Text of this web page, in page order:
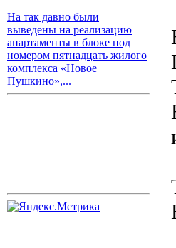
На так давно были
выведены на реализацию
апартаменты в блоке под
номером пятнадцать жилого
комплекса «Новое
Пушкино»,...